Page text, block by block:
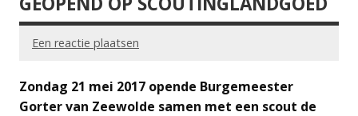
Een reactie plaatsen
Zondag 21 mei 2017 opende Burgemeester
Gorter van Zeewolde samen met een scout de